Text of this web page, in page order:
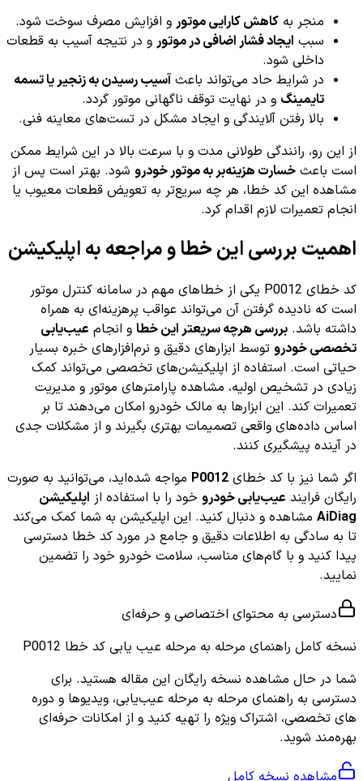
منجر به کاهش کارایی موتور و افزایش مصرف سوخت شود.
سبب ایجاد فشار اضافی در موتور و در نتیجه آسیب به قطعات
داخلی شود.
در شرایط حاد می‌تواند باعث آسیب رسیدن به زنجیر یا تسمه
تایمینگ و در نهایت توقف ناگهانی موتور گردد.
بالا رفتن آلایندگی و ایجاد مشکل در تست‌های معاینه فنی.
از این رو، رانندگی طولانی مدت و با سرعت بالا در این شرایط ممکن
است باعث خسارت هزینه‌بر به موتور خودرو شود. بهتر است پس از
مشاهده این کد خطا، هر چه سریع‌تر به تعویض قطعات معیوب یا
انجام تعمیرات لازم اقدام کرد.
اهمیت بررسی این خطا و مراجعه به اپلیکیشن
کد خطای P0012 یکی از خطاهای مهم در سامانه کنترل موتور
است که نادیده گرفتن آن می‌تواند عواقب پرهزینه‌ای به همراه
داشته باشد. بررسی هرچه سریعتر این خطا و انجام عیب‌یابی
تخصصی خودرو توسط ابزارهای دقیق و نرم‌افزارهای خبره بسیار
حیاتی است. استفاده از اپلیکیشن‌های تخصصی می‌تواند کمک
زیادی در تشخیص اولیه، مشاهده پارامترهای موتور و مدیریت
تعمیرات کند. این ابزارها به مالک خودرو امکان می‌دهند تا بر
اساس داده‌های واقعی تصمیمات بهتری بگیرند و از مشکلات جدی
در آینده پیشگیری کنند.
اگر شما نیز با کد خطای P0012 مواجه شده‌اید، می‌توانید به صورت
رایگان فرایند عیب‌یابی خودرو خود را با استفاده از اپلیکیشن
AiDiag مشاهده و دنبال کنید. این اپلیکیشن به شما کمک می‌کند
تا به سادگی به اطلاعات دقیق و جامع در مورد کد خطا دسترسی
پیدا کنید و با گام‌های مناسب، سلامت خودرو خود را تضمین
نمایید.
دسترسی به محتوای اختصاصی و حرفه‌ای
نسخه کامل راهنمای مرحله به مرحله عیب یابی کد خطا P0012
شما در حال مشاهده نسخه رایگان این مقاله هستید. برای
دسترسی به راهنمای مرحله به مرحله عیب‌یابی، ویدیوها و دوره
های تخصصی، اشتراک ویژه را تهیه کنید و از امکانات حرفه‌ای
بهره‌مند شوید.